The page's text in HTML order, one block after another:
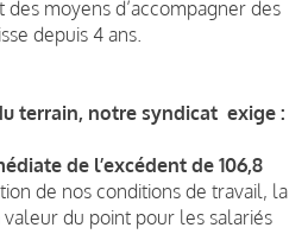
moyens d’accompagner des
depuis 4 ans.
terrain, notre syndicat exige :
de l’excédent de 106,8
de nos conditions de travail, la
du point pour les salariés